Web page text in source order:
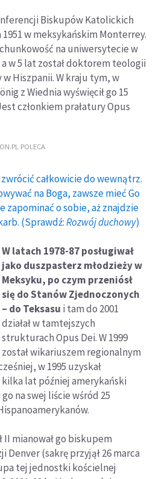
Biskupów Katolickich
1951 w meksykańskim Monterrey.
na uniwersytecie w
w 5 lat został doktorem teologii
Hiszpanii. W kraju tym, w
z Wiednia wyświęcił go 15
członkiem prałatury Opus
POLECA
całkowicie do wewnątrz.
na Boga, zawsze mieć Go
zapominać o sobie, aż znajdzie
(Sprawdź:Rozwój duchowy)
W latach 1978-87 posługiwał
jako duszpasterz młodzieży w
Meksyku, po czym przeniósł
się do Stanów Zjednoczonych
– do Teksasu i tam do 2001
działał w tamtejszych
strukturach Opus Dei. W 1999
został wikariuszem regionalnym
w 1995 uzyskał
lat później amerykański
na swej liście wśród 25
II mianował go biskupem
(sakrę przyjął 26 marca
tej jednostki kościelnej